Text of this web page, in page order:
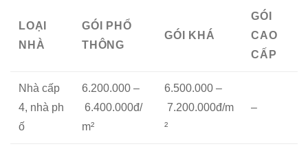
LOẠI
NHÀ
GÓI PHỔ
THÔNG
GÓI KHÁ
GÓI
CAO
CẤP
Nhà cấp
4, nhà ph
ố
6.200.000 –
6.400.000đ/
m²
6.500.000 –
7.200.000đ/m
²
–